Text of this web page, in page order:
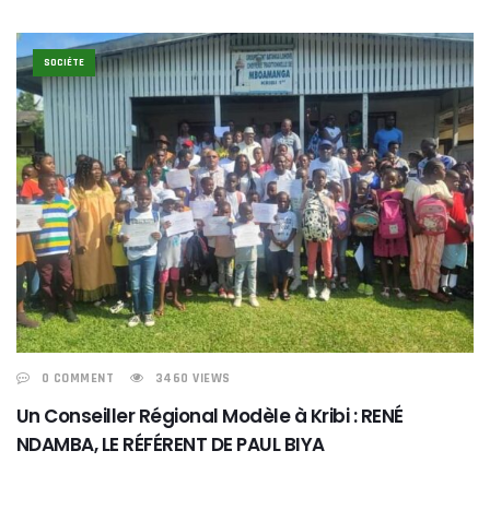
SOCIÉTE
0 COMMENT 3460 VIEWS
Un Conseiller Régional Modèle à Kribi : RENÉ
NDAMBA, LE RÉFÉRENT DE PAUL BIYA